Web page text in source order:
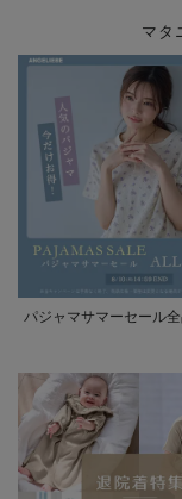
マタ
パジャマサマーセール